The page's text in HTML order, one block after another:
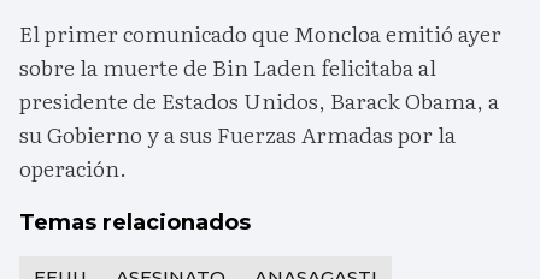
El primer comunicado que Moncloa emitió ayer
sobre la muerte de Bin Laden felicitaba al
presidente de Estados Unidos, Barack Obama, a
su Gobierno y a sus Fuerzas Armadas por la
operación.
Temas relacionados